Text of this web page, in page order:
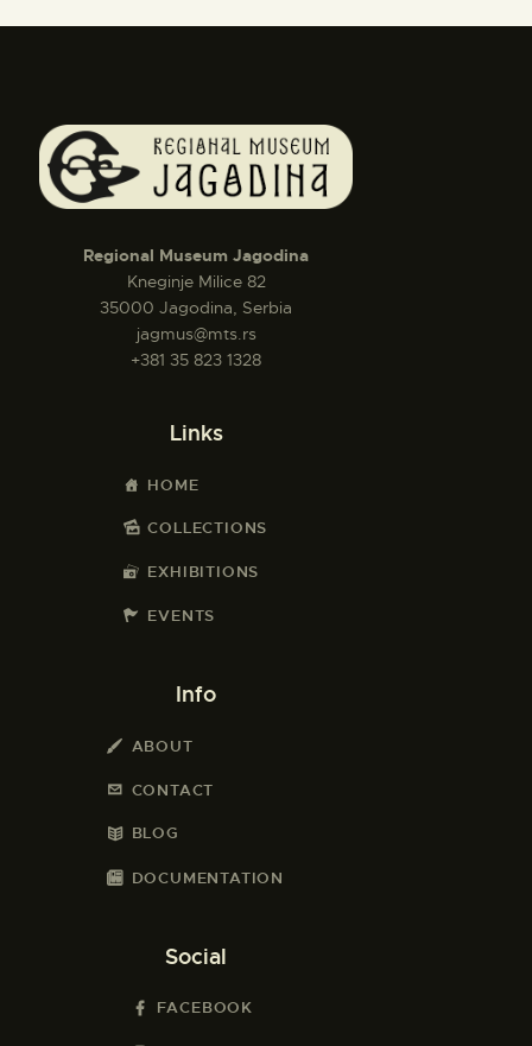
Regional Museum Jagodina
Kneginje Milice 82
35000 Jagodina, Serbia
jagmus@mts.rs
+381 35 823 1328
Links
HOME
COLLECTIONS
EXHIBITIONS
EVENTS
Info
ABOUT
CONTACT
BLOG
DOCUMENTATION
Social
FACEBOOK